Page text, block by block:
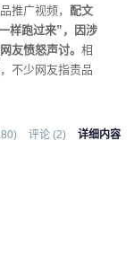
推广视频， 配文
样跑过来”，因涉
友愤怒声讨。 相
不少网友指责品
评论 (2) 详细内容